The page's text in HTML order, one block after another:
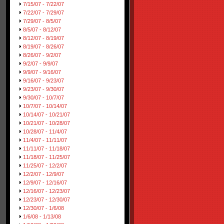
7/15/07 - 7/22/07
7/22/07 - 7/29/07
7/29/07 - 8/5/07
8/5/07 - 8/12/07
8/12/07 - 8/19/07
8/19/07 - 8/26/07
8/26/07 - 9/2/07
9/2/07 - 9/9/07
9/9/07 - 9/16/07
9/16/07 - 9/23/07
9/23/07 - 9/30/07
9/30/07 - 10/7/07
10/7/07 - 10/14/07
10/14/07 - 10/21/07
10/21/07 - 10/28/07
10/28/07 - 11/4/07
11/4/07 - 11/11/07
11/11/07 - 11/18/07
11/18/07 - 11/25/07
11/25/07 - 12/2/07
12/2/07 - 12/9/07
12/9/07 - 12/16/07
12/16/07 - 12/23/07
12/23/07 - 12/30/07
12/30/07 - 1/6/08
1/6/08 - 1/13/08